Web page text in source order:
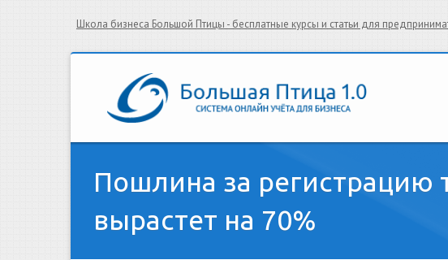
Школа бизнеса Большой Птицы - бесплатные курсы и статьи для
Пошлина за регистрацию
вырастет на 70%